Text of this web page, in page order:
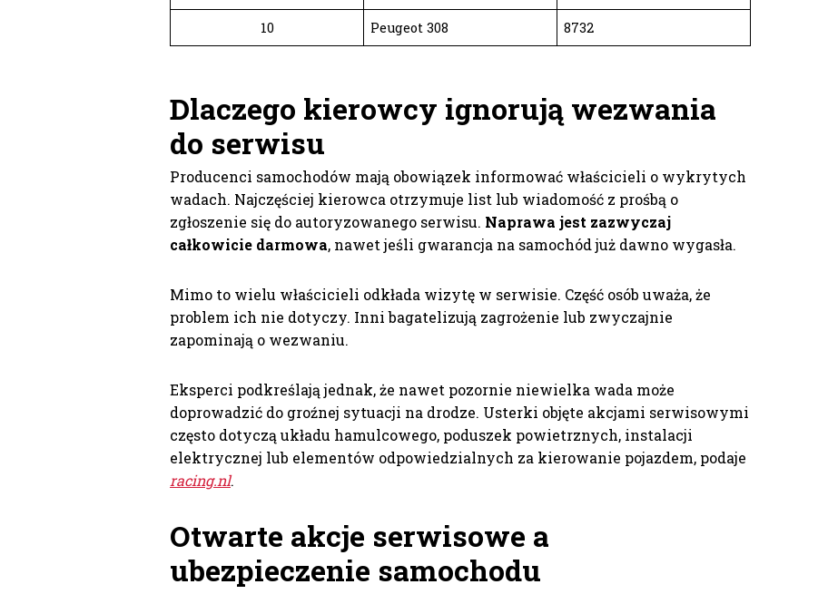
10 Peugeot 308 8732
Dlaczego kierowcy ignorują wezwania
do serwisu
Producenci samochodów mają obowiązek informować właścicieli o wykrytych
wadach. Najczęściej kierowca otrzymuje list lub wiadomość z prośbą o
zgłoszenie się do autoryzowanego serwisu. Naprawa jest zazwyczaj
całkowicie darmowa, nawet jeśli gwarancja na samochód już dawno wygasła.
Mimo to wielu właścicieli odkłada wizytę w serwisie. Część osób uważa, że
problem ich nie dotyczy. Inni bagatelizują zagrożenie lub zwyczajnie
zapominają o wezwaniu.
Eksperci podkreślają jednak, że nawet pozornie niewielka wada może
doprowadzić do groźnej sytuacji na drodze. Usterki objęte akcjami serwisowymi
często dotyczą układu hamulcowego, poduszek powietrznych, instalacji
elektrycznej lub elementów odpowiedzialnych za kierowanie pojazdem, podaje
racing.nl.
Otwarte akcje serwisowe a
ubezpieczenie samochodu